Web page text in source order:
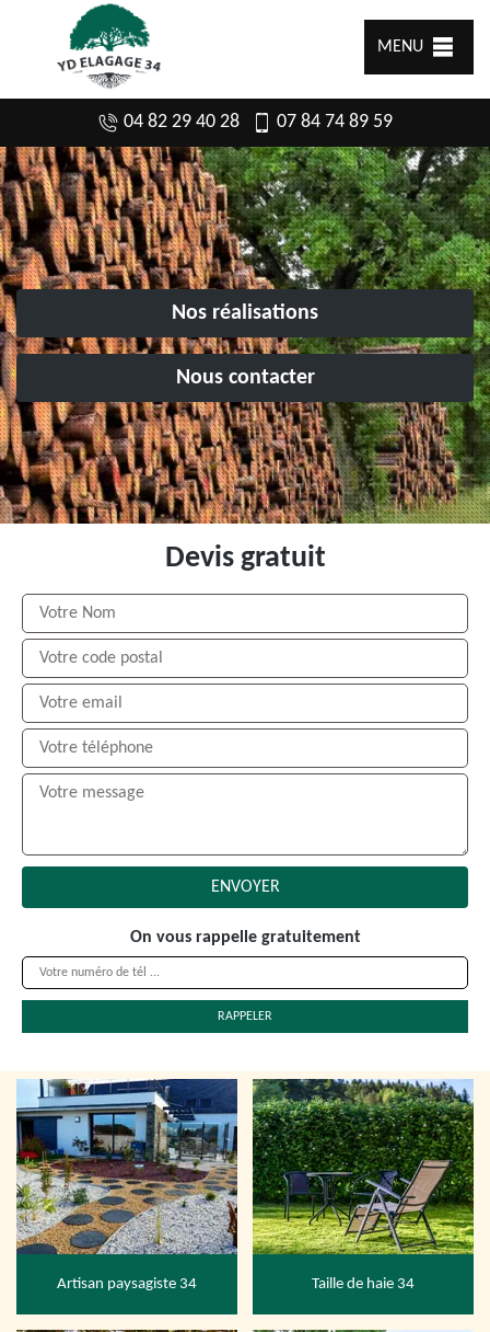
MENU
04 82 29 40 28 07 84 74 89 59
Nos réalisations
Nous contacter
Devis gratuit
On vous rappelle gratuitement
Artisan paysagiste 34 Taille de haie 34